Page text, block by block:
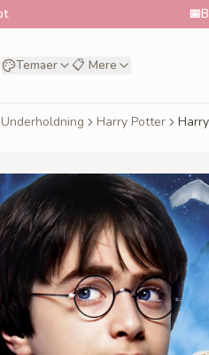
Bestil til
Temaer 📋 Mere
Harry Potter